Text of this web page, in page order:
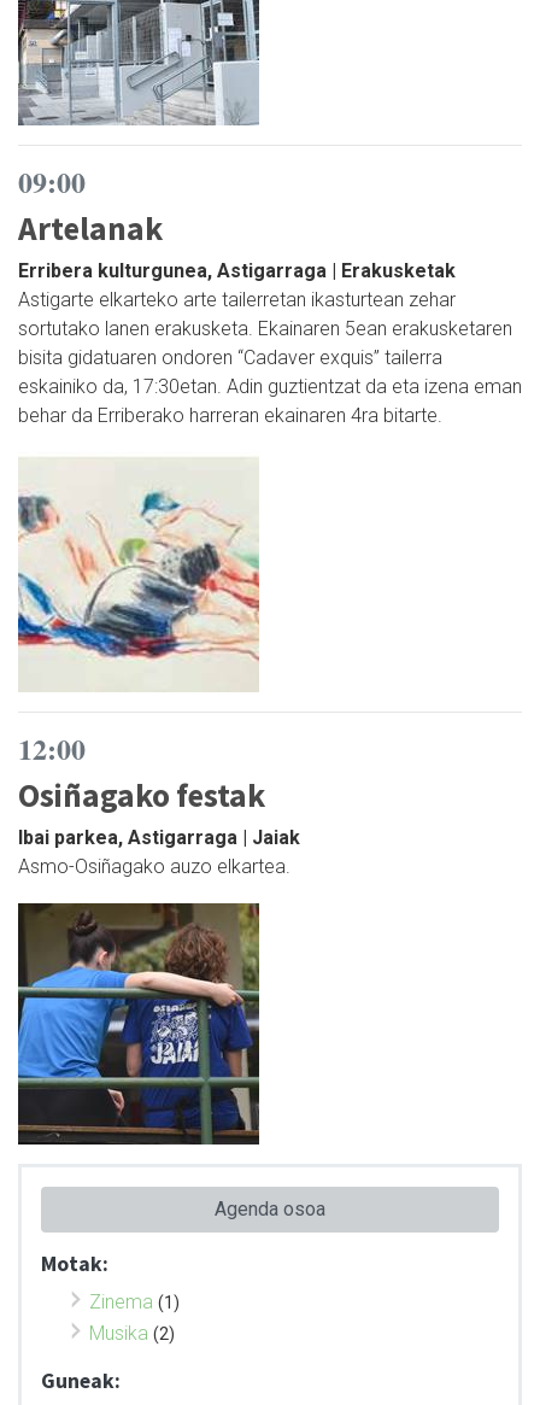
09:00
Artelanak
Erribera kulturgunea, Astigarraga | Erakusketak
Astigarte elkarteko arte tailerretan ikasturtean zehar
sortutako lanen erakusketa. Ekainaren 5ean erakusketaren
bisita gidatuaren ondoren “Cadaver exquis” tailerra
eskainiko da, 17:30etan. Adin guztientzat da eta izena eman
behar da Erriberako harreran ekainaren 4ra bitarte.
12:00
Osiñagako festak
Ibai parkea, Astigarraga | Jaiak
Asmo-Osiñagako auzo elkartea.
Agenda osoa
Motak:
Zinema (1)
Musika (2)
Guneak: